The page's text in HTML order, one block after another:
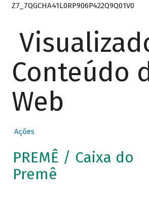
Z7_7QGCHA41L0RP906P422Q9Q01V0
Conteúdo
Web
Ações
PREMÊ / Caixa do
Premê